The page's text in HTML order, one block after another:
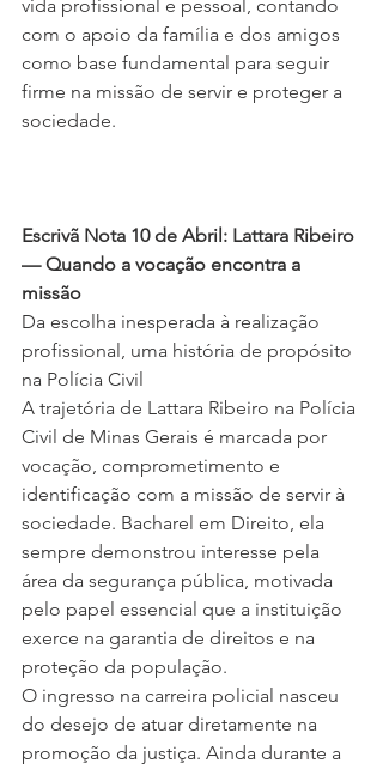
vida profissional e pessoal, contando
com o apoio da família e dos amigos
como base fundamental para seguir
firme na missão de servir e proteger a
sociedade.
Escrivã Nota 10 de Abril: Lattara Ribeiro
— Quando a vocação encontra a
missão
Da escolha inesperada à realização
profissional, uma história de propósito
na Polícia Civil
A trajetória de Lattara Ribeiro na Polícia
Civil de Minas Gerais é marcada por
vocação, comprometimento e
identificação com a missão de servir à
sociedade. Bacharel em Direito, ela
sempre demonstrou interesse pela
área da segurança pública, motivada
pelo papel essencial que a instituição
exerce na garantia de direitos e na
proteção da população.
O ingresso na carreira policial nasceu
do desejo de atuar diretamente na
promoção da justiça. Ainda durante a